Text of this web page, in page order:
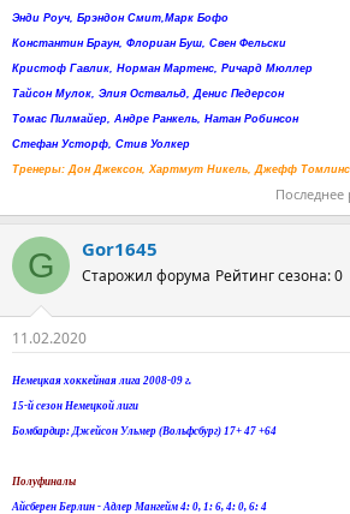
Энди Роуч, Брэндон Смит,Марк Бофо
Константин Браун, Флориан Буш, Свен Фельски
Кристоф Гавлик, Норман Мартенс, Ричард Мюллер
Тайсон Мулок, Элия Оствальд, Денис Педерсон
Томас Пилмайер, Андре Ранкель, Натан Робинсон
Стефан Усторф, Стив Уолкер
Тренеры: Дон Джексон, Хартмут Никель, Джефф
Последнее
G Gor1645
Старожил форума Рейтинг сезона: 0
11.02.2020
Немецкая хоккейная лига 2008-09 г.
15-й сезон Немецкой лиги
Бомбардир: Джейсон Ульмер (Вольфсбург) 17+ 47 +64
Полуфиналы
Айсберен Берлин - Адлер Мангейм 4: 0, 1: 6, 4: 0, 6: 4